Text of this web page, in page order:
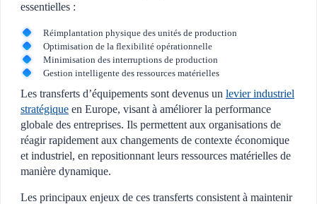
essentielles :
Réimplantation physique des unités de production
Optimisation de la flexibilité opérationnelle
Minimisation des interruptions de production
Gestion intelligente des ressources matérielles
Les transferts d’équipements sont devenus un levier industriel
stratégique en Europe, visant à améliorer la performance
globale des entreprises. Ils permettent aux organisations de
réagir rapidement aux changements de contexte économique
et industriel, en repositionnant leurs ressources matérielles de
manière dynamique.
Les principaux enjeux de ces transferts consistent à maintenir